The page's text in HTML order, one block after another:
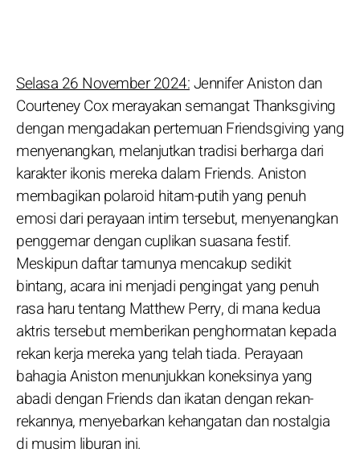
Selasa 26 November 2024:Jennifer Aniston dan
Courteney Cox merayakan semangat Thanksgiving
dengan mengadakan pertemuan Friendsgiving yang
menyenangkan, melanjutkan tradisi berharga dari
karakter ikonis mereka dalam Friends. Aniston
membagikan polaroid hitam-putih yang penuh
emosi dari perayaan intim tersebut, menyenangkan
penggemar dengan cuplikan suasana festif.
Meskipun daftar tamunya mencakup sedikit
bintang, acara ini menjadi pengingat yang penuh
rasa haru tentang Matthew Perry, di mana kedua
aktris tersebut memberikan penghormatan kepada
rekan kerja mereka yang telah tiada. Perayaan
bahagia Aniston menunjukkan koneksinya yang
abadi dengan Friends dan ikatan dengan rekan-
rekannya, menyebarkan kehangatan dan nostalgia
di musim liburan ini.